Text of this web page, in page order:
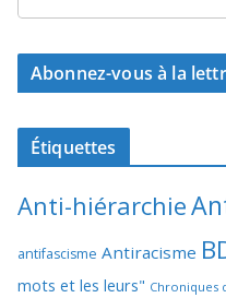
Abonnez-vous à la
Étiquettes
Anti-hiérarchie
antifascisme Antiracisme
mots et les leurs" Chroniques